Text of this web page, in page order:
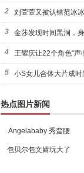
2 刘萱萱又被认错范冰
3 金莎发现时间黑洞，
4 王耀庆让22个角色“声
5 小S女儿合体大片成
热点图片新闻
Angelababy 秀蛮腰
包贝尔包文婧玩大了